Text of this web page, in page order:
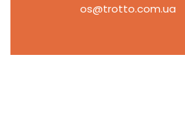
os@trotto.com.ua